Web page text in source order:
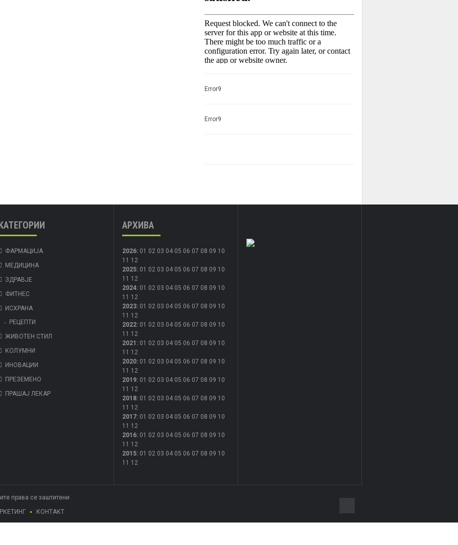
Error9
Error9
ФАРМАЦИЈА
МЕДИЦИНА
ЗДРАВЈЕ
ФИТНЕС
ИСХРАНА
РЕЦЕПТИ
ЖИВОТЕН СТИЛ
КОЛУМНИ
ИНОВАЦИИ
ПРЕЗЕМЕНО
ПРАШАЈ ЛЕКАР
АРХИВА
2026: 01 02 03 04 05 06 07 08 09 10
11 12
2025: 01 02 03 04 05 06 07 08 09 10
11 12
2024: 01 02 03 04 05 06 07 08 09 10
11 12
2023: 01 02 03 04 05 06 07 08 09 10
11 12
2022: 01 02 03 04 05 06 07 08 09 10
11 12
2021 : 01 02 03 04 05 06 07 08 09 10
11 12
2020: 01 02 03 04 05 06 07 08 09 10
11 12
2019: 01 02 03 04 05 06 07 08 09 10
11 12
2018: 01 02 03 04 05 06 07 08 09 10
11 12
2017: 01 02 03 04 05 06 07 08 09 10
11 12
2016: 01 02 03 04 05 06 07 08 09 10
11 12
2015: 01 02 03 04 05 06 07 08 09 10
11 12
права се заштитени
КОНТАКТ